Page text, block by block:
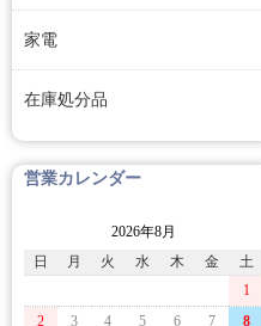
家電
在庫処分品
営業カレンダー
2026年8月
日
月 火 水 木 金
土
1
2
3 4 5 6 7
8